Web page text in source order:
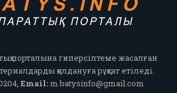
порталына гиперсілтеме жасалған
қолдануға рұқсат етіледі.
Email:m.batysinfo@gmail.com